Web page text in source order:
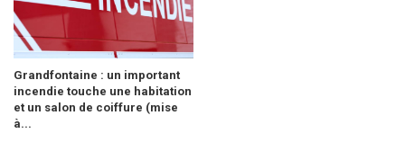
Grandfontaine : un important
incendie touche une habitation
et un salon de coiffure (mise
à...